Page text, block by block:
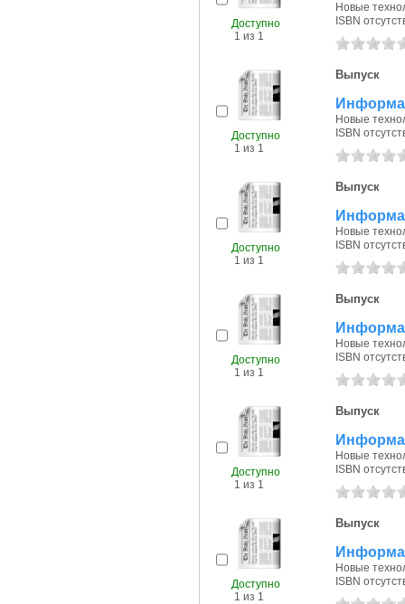
Доступно
1 из 1
Новые
ISBN
Доступно
1 из 1
Выпуск
Новые
ISBN
Доступно
1 из 1
Выпуск
Новые
ISBN
Доступно
1 из 1
Выпуск
Новые
ISBN
Доступно
1 из 1
Выпуск
Новые
ISBN
Доступно
1 из 1
Выпуск
Новые
ISBN